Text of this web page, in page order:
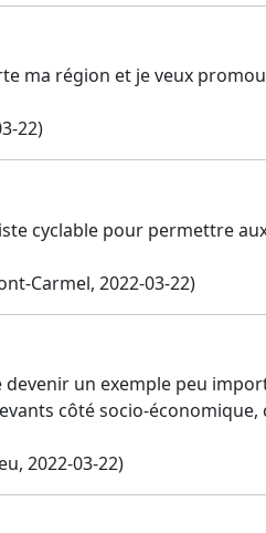
ma région et je veux
22)
cyclable pour permettre
Carmel, 2022-03-22)
devenir un exemple peu
côté socio-
2022-03-22)